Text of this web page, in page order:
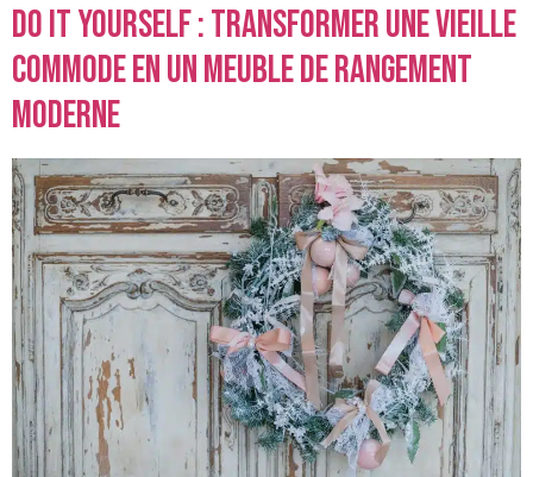
Do it yourself : Transformer une vieille
commode en un meuble de rangement
moderne